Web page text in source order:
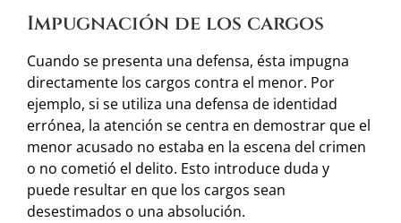
Impugnación de los cargos
Cuando se presenta una defensa, ésta impugna
directamente los cargos contra el menor. Por
ejemplo, si se utiliza una defensa de identidad
errónea, la atención se centra en demostrar que el
menor acusado no estaba en la escena del crimen
o no cometió el delito. Esto introduce duda y
puede resultar en que los cargos sean
desestimados o una absolución.